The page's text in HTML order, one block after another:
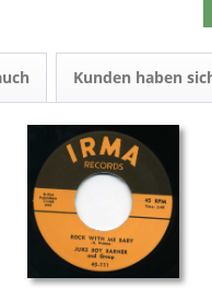
Kunden haben